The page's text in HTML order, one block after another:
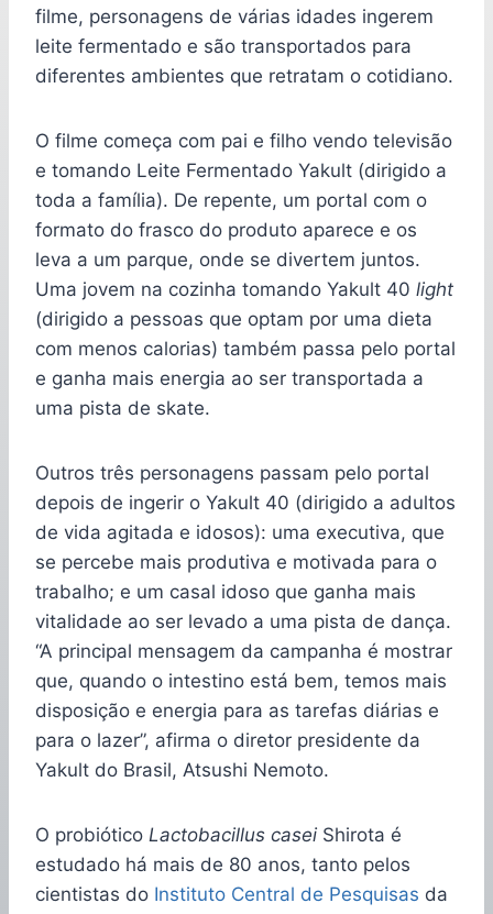
filme, personagens de várias idades ingerem
leite fermentado e são transportados para
diferentes ambientes que retratam o cotidiano.
O filme começa com pai e filho vendo televisão
e tomando Leite Fermentado Yakult (dirigido a
toda a família). De repente, um portal com o
formato do frasco do produto aparece e os
leva a um parque, onde se divertem juntos.
Uma jovem na cozinha tomando Yakult 40 light
(dirigido a pessoas que optam por uma dieta
com menos calorias) também passa pelo portal
e ganha mais energia ao ser transportada a
uma pista de skate.
Outros três personagens passam pelo portal
depois de ingerir o Yakult 40 (dirigido a adultos
de vida agitada e idosos): uma executiva, que
se percebe mais produtiva e motivada para o
trabalho; e um casal idoso que ganha mais
vitalidade ao ser levado a uma pista de dança.
“A principal mensagem da campanha é mostrar
que, quando o intestino está bem, temos mais
disposição e energia para as tarefas diárias e
para o lazer”, afirma o diretor presidente da
Yakult do Brasil, Atsushi Nemoto.
O probiótico Lactobacillus casei Shirota é
estudado há mais de 80 anos, tanto pelos
cientistas do Instituto Central de Pesquisas da